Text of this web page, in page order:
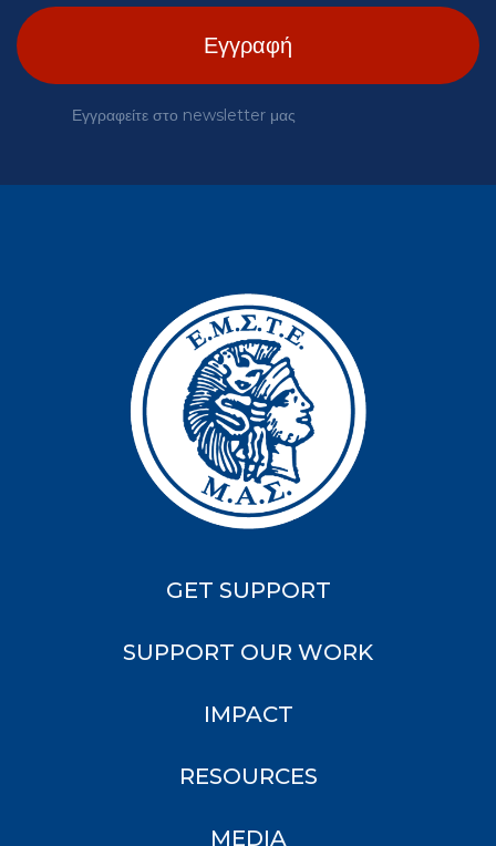
Εγγραφείτε στο newsletter μας
GET SUPPORT
SUPPORT OUR WORK
IMPACT
RESOURCES
MEDIA